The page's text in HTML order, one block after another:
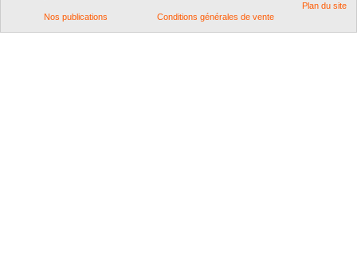
Nos publications Conditions générales de vente
Plan du site